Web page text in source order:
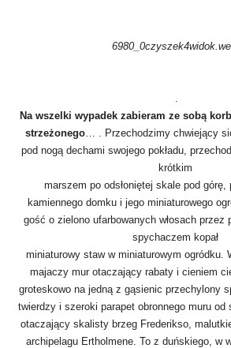
.
Na wszelki wypadek zabieram ze sobą
strzeżonego… . Przechodzimy chwiejący
pod nogą dechami swojego pokładu,
krótkim
marszem po odsłoniętej skale pod górę,
kamiennego domku i jego miniaturowego
gość o zielono ufarbowanych włosach przez
spychaczem kopał
miniaturowy staw w miniaturowym ogródku.
majaczy mur otaczający rabaty i cieniem
groteskowo na jedną z gąsienic przechylony
twierdzy i szeroki parapet obronnego muru od
otaczający skalisty brzeg Frederikso,
archipelagu Ertholmene. To z duńskiego, w